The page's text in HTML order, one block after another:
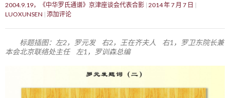
2004.9.19，《中华罗氏通谱》京津座谈会代表合影 2014 年 7 月 7 日
LUOXUNSEN 添加评论
标题插图：左2，罗元发 右2，王在齐夫人 右1，罗卫东院长兼
本会北京联络处主任 左1，罗训森总编